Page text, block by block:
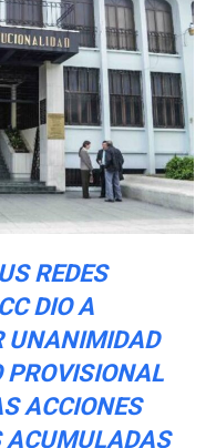
REDES
DIO A
UNANIMIDAD
PROVISIONAL
ACCIONES
ACUMULADAS